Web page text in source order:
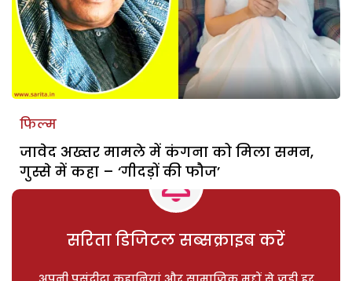
फिल्म
जावेद अख्तर मामले में कंगना को मिला समन,
गुस्से में कहा – ‘गीदड़ों की फौज’
सरिता डिजिटल सब्सक्राइब करें